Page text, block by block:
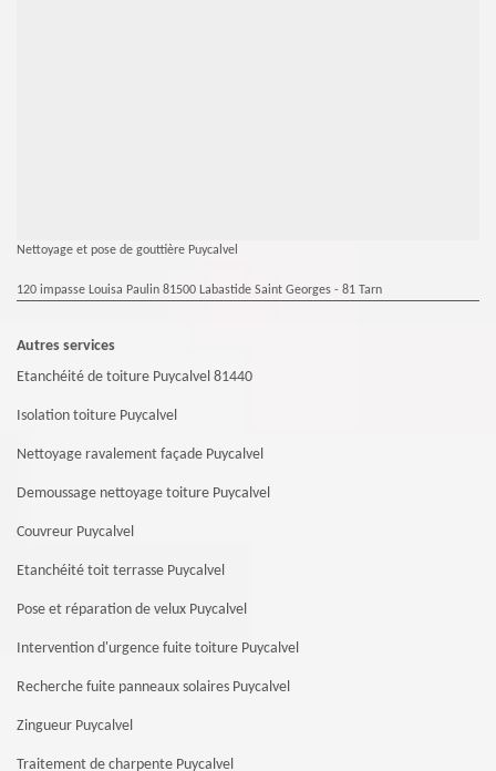
Nettoyage et pose de gouttière Puycalvel
120 impasse Louisa Paulin 81500 Labastide Saint Georges - 81 Tarn
Autres services
Etanchéité de toiture Puycalvel 81440
Isolation toiture Puycalvel
Nettoyage ravalement façade Puycalvel
Demoussage nettoyage toiture Puycalvel
Couvreur Puycalvel
Etanchéité toit terrasse Puycalvel
Pose et réparation de velux Puycalvel
Intervention d'urgence fuite toiture Puycalvel
Recherche fuite panneaux solaires Puycalvel
Zingueur Puycalvel
Traitement de charpente Puycalvel